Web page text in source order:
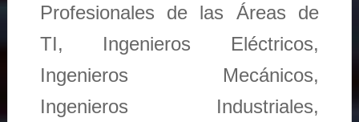
Profesionales de las Áreas de
TI, Ingenieros Eléctricos,
Ingenieros Mecánicos,
Ingenieros Industriales,